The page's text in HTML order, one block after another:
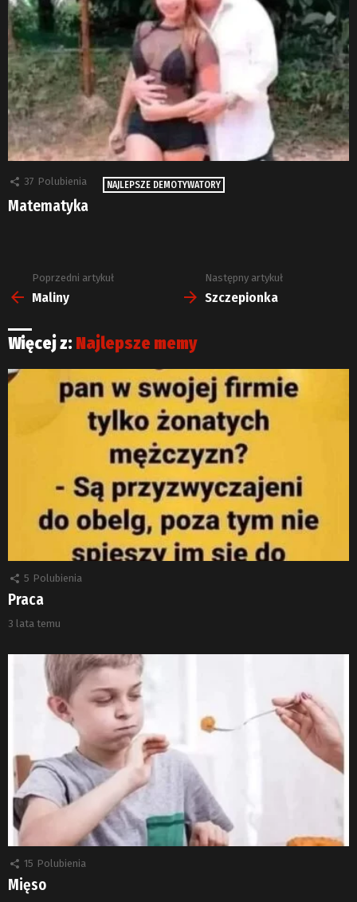
37 Polubienia NAJLEPSZE DEMOTYWATORY
Matematyka
Zobacz
więcej
Poprzedni artykuł
Maliny
Następny artykuł
Szczepionka
Więcej z: Najlepsze memy
5 Polubienia
Praca
3 lata temu
15 Polubienia
Mięso